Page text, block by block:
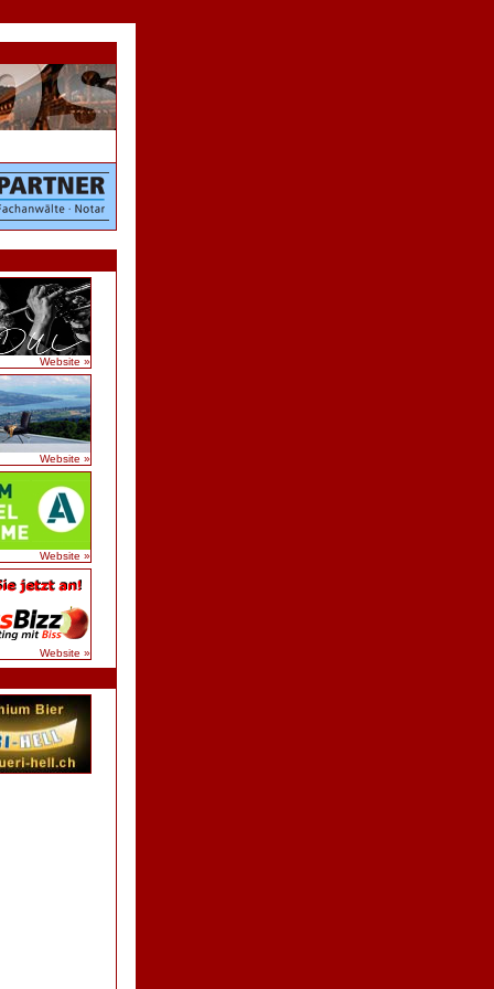
Website »
Website »
Website »
Website »